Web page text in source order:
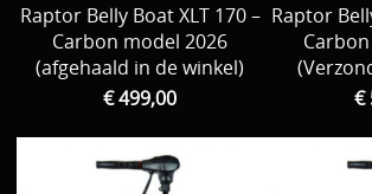
Raptor Belly Boat XLT 170 –
Carbon model 2026
(afgehaald in de winkel)
€ 499,00
Raptor
€